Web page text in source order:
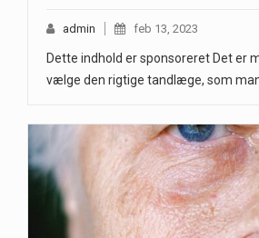
admin feb 13, 2023
Dette indhold er sponsoreret Det er
vælge den rigtige tandlæge, som man